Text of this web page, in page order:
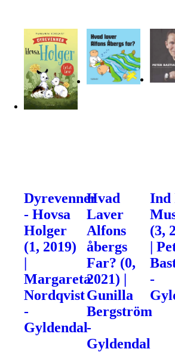
Dyrevenner
- Hovsa
Holger
(1, 2019)
|
Margareta
Nordqvist
-
Gyldendal
Hvad
Laver
Alfons
åbergs
Far? (0,
2021) |
Gunilla
Bergström
-
Gyldendal
Ind
(3,
|
-